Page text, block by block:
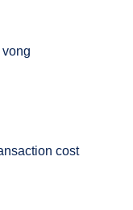
cost